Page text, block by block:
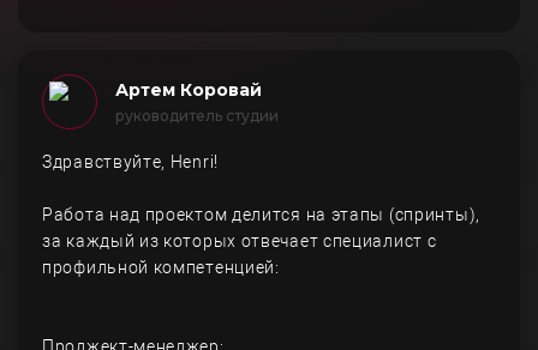
Артем Коровай
руководитель студии
Здравствуйте, Henri!
Работа над проектом делится на этапы (спринты),
за каждый из которых отвечает специалист с
профильной компетенцией: